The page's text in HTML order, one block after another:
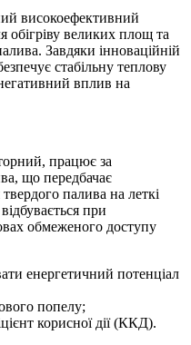
високоефективний
обігріву великих площ та
Завдяки інноваційній
стабільну теплову
вплив на
працює за
що передбачає
палива на леткі
при
обмеженого доступу
енергетичний потенціал
попелу;
корисної дії (ККД).